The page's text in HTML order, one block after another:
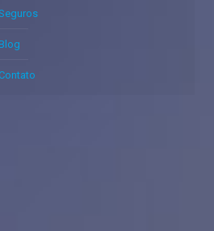
Blog
Contato